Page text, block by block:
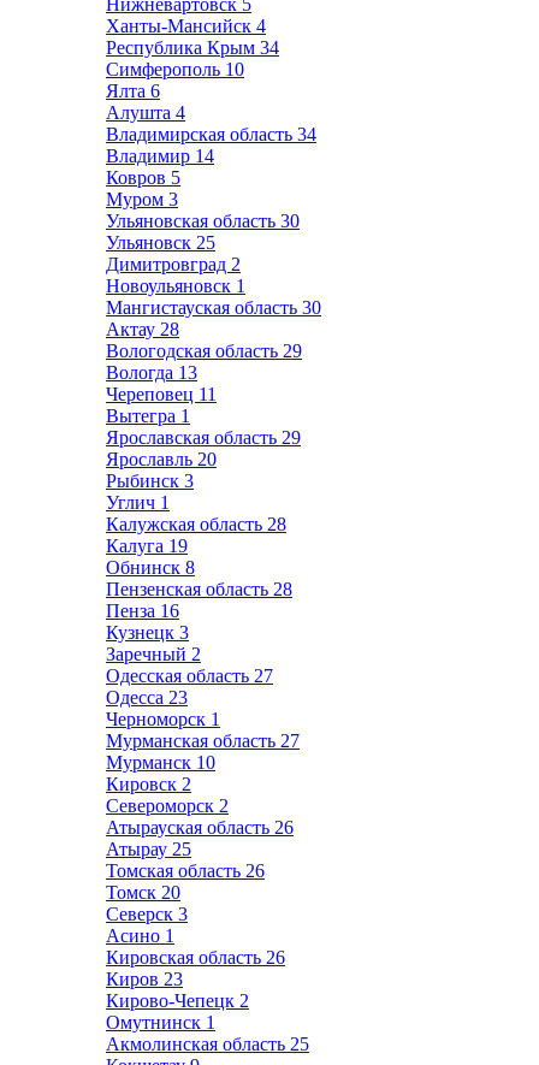
Нижневартовск 5
Ханты-Мансийск 4
Республика Крым 34
Симферополь 10
Ялта 6
Алушта 4
Владимирская область 34
Владимир 14
Ковров 5
Муром 3
Ульяновская область 30
Ульяновск 25
Димитровград 2
Новоульяновск 1
Мангистауская область 30
Актау 28
Вологодская область 29
Вологда 13
Череповец 11
Вытегра 1
Ярославская область 29
Ярославль 20
Рыбинск 3
Углич 1
Калужская область 28
Калуга 19
Обнинск 8
Пензенская область 28
Пенза 16
Кузнецк 3
Заречный 2
Одесская область 27
Одесса 23
Черноморск 1
Мурманская область 27
Мурманск 10
Кировск 2
Североморск 2
Атырауская область 26
Атырау 25
Томская область 26
Томск 20
Северск 3
Асино 1
Кировская область 26
Киров 23
Кирово-Чепецк 2
Омутнинск 1
Акмолинская область 25